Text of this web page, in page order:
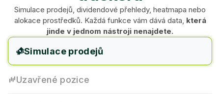
Simulace prodejů, dividendové přehledy, heatmapa nebo
alokace prostředků. Každá funkce vám dává data, která
jinde v jednom nástroji nenajdete.
Simulace prodejů
Uzavřené pozice